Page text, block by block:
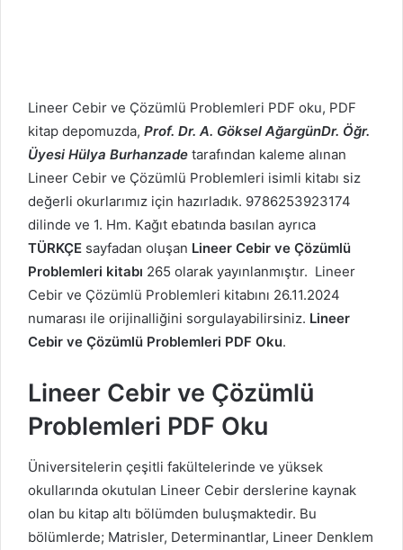
Lineer Cebir ve Çözümlü Problemleri PDF oku, PDF
kitap depomuzda, Prof. Dr. A. Göksel AğargünDr. Öğr.
Üyesi Hülya Burhanzade tarafından kaleme alınan
Lineer Cebir ve Çözümlü Problemleri isimli kitabı siz
değerli okurlarımız için hazırladık. 9786253923174
dilinde ve 1. Hm. Kağıt ebatında basılan ayrıca
TÜRKÇE sayfadan oluşan Lineer Cebir ve Çözümlü
Problemleri kitabı 265 olarak yayınlanmıştır. Lineer
Cebir ve Çözümlü Problemleri kitabını 26.11.2024
numarası ile orijinalliğini sorgulayabilirsiniz. Lineer
Cebir ve Çözümlü Problemleri PDF Oku.
Lineer Cebir ve Çözümlü
Problemleri PDF Oku
Üniversitelerin çeşitli fakültelerinde ve yüksek
okullarında okutulan Lineer Cebir derslerine kaynak
olan bu kitap altı bölümden buluşmaktedir. Bu
bölümlerde; Matrisler, Determinantlar, Lineer Denklem